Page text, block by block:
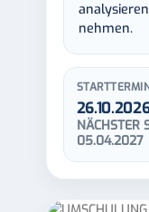
nehmen.
NÄCHSTER
05.04.2027